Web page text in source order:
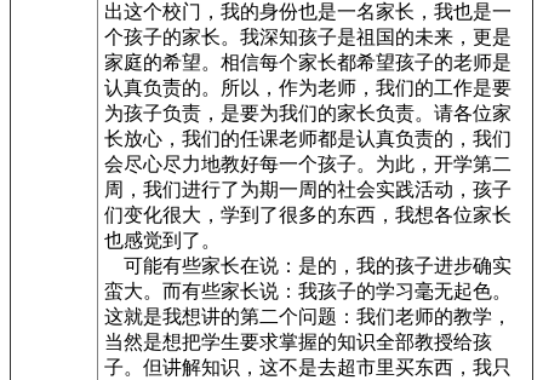
出这个校门，我的身份也是一名家长，我也是一
个孩子的家长。我深知孩子是祖国的未来，更是
家庭的希望。相信每个家长都希望孩子的老师是
认真负责的。所以，作为老师，我们的工作是要
为孩子负责，是要为我们的家长负责。请各位家
长放心，我们的任课老师都是认真负责的，我们
会尽心尽力地教好每一个孩子。为此，开学第二
周，我们进行了为期一周的社会实践活动，孩子
们变化很大，学到了很多的东西，我想各位家长
也感觉到了。
可能有些家长在说：是的，我的孩子进步确实
蛮大。而有些家长说：我孩子的学习毫无起色。
这就是我想讲的第二个问题：我们老师的教学，
当然是想把学生要求掌握的知识全部教授给孩
子。但讲解知识，这不是去超市里买东西，我只